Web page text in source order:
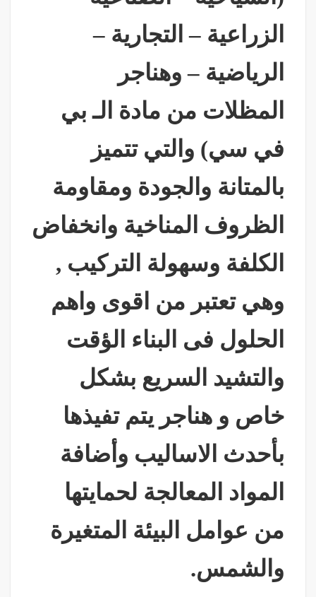
الزراعية – التجارية –
الرياضية – وهناجر
المظلات من مادة الـ بي
في سي) والتي تتميز
بالمتانة والجودة ومقاومة
الظروف المناخية وانخفاض
الكلفة وسهولة التركيب ,
وهي تعتبر من اقوى واهم
الحلول فى البناء الؤقت
والتشيد السريع بشكل
خاص و هناجر يتم تفيذها
بأحدث الاساليب وأضافة
المواد المعالجة لحمايتها
من عوامل البيئة المتغيرة
والشمس.